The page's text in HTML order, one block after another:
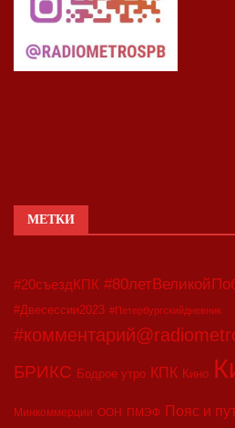
МЕТКИ
#20съездКПК
#Двесессии2023 #Петербургскийдневник
БРИКС Бодрое утро КПК Кино
Минкоммерции ООН ПМЭФ Пояс и